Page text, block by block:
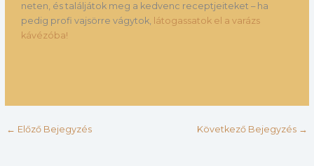
neten, és találjátok meg a kedvenc receptjeiteket – ha
pedig profi vajsörre vágytok, látogassatok el a varázs
kávézóba!
← Előző Bejegyzés Következő Bejegyzés →